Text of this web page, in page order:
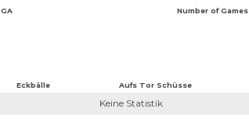
GA Number of Games
Eckbälle Aufs Tor Schüsse
Keine Statistik